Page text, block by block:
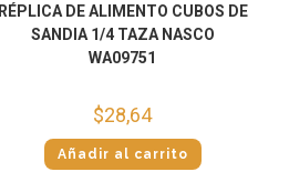
RÉPLICA DE ALIMENTO CUBOS DE
SANDIA 1/4 TAZA NASCO
WA09751
$28,64
Añadir al carrito